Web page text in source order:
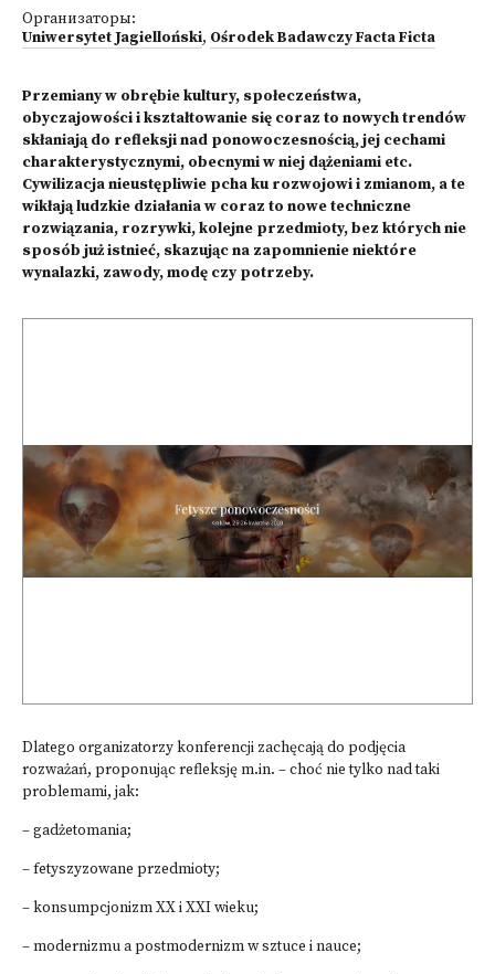
Организаторы:
Uniwersytet Jagielloński, Ośrodek Badawczy Facta Ficta
Przemiany w obrębie kultury, społeczeństwa,
obyczajowości i kształtowanie się coraz to nowych trendów
skłaniają do refleksji nad ponowoczesnością, jej cechami
charakterystycznymi, obecnymi w niej dążeniami etc.
Cywilizacja nieustępliwie pcha ku rozwojowi i zmianom, a te
wikłają ludzkie działania w coraz to nowe techniczne
rozwiązania, rozrywki, kolejne przedmioty, bez których nie
sposób już istnieć, skazując na zapomnienie niektóre
wynalazki, zawody, modę czy potrzeby.
Dlatego organizatorzy konferencji zachęcają do podjęcia
rozważań, proponując refleksję m.in. – choć nie tylko nad taki
problemami, jak:
– gadżetomania;
– fetyszyzowane przedmioty;
– konsumpcjonizm XX i XXI wieku;
– modernizmu a postmodernizm w sztuce i nauce;